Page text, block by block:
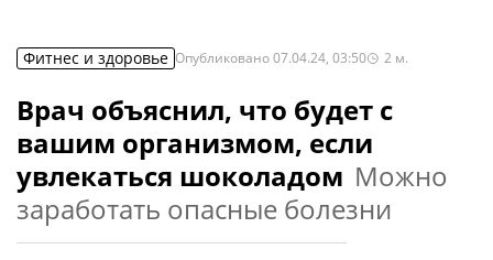
Фитнес и здоровье Опубликовано07.04.24, 03:50 2 м.
Врач объяснил, что будет с
вашим организмом, если
увлекаться шоколадом Можно
заработать опасные болезни